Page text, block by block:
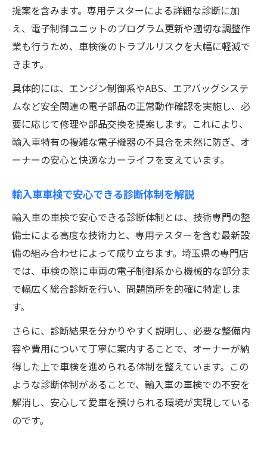
提案を含みます。専用テスターによる詳細な診断に加
え、電子制御ユニットのプログラム更新や適切な調整作
業も行うため、車検後のトラブルリスクを大幅に軽減で
きます。
具体的には、エンジン制御系やABS、エアバッグシステ
ムなど安全関連の電子部品の正常動作確認を実施し、必
要に応じて修理や部品交換を提案します。これにより、
輸入車特有の複雑な電子機器の不具合を未然に防ぎ、オ
ーナーの安心と快適なカーライフを支えています。
輸入車車検で安心できる診断体制を解説
輸入車の車検で安心できる診断体制とは、技術専門の整
備士による高度な技術力と、専用テスターを含む最新設
備の組み合わせによって成り立ちます。埼玉県の専門店
では、車検の際に車両の電子制御系から機械的な部分ま
で幅広く総合診断を行い、問題箇所を的確に特定しま
す。
さらに、診断結果を分かりやすく説明し、必要な整備内
容や費用について丁寧に案内することで、オーナーが納
得した上で車検を進められる体制を整えています。この
ような診断体制があることで、輸入車の車検での不安を
解消し、安心して愛車を預けられる環境が実現している
のです。